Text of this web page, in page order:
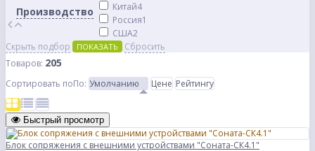
Производство Китай4
Россия1
США2
Скрыть подбор
ПОКАЗАТЬ
Сбросить
Товаров: 205
Сортировать поПо: Умолчанию Цене Рейтингу
Быстрый просмотр
Блок сопряжения с внешними устройствами "Соната-СК4.1"